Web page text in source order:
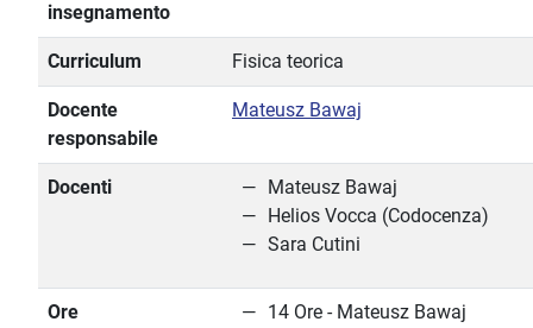
insegnamento
Curriculum Fisica teorica
Docente
responsabile
Mateusz Bawaj
Docenti
Mateusz Bawaj
Helios Vocca (Codocenza)
Sara Cutini
Ore
14 Ore - Mateusz Bawaj